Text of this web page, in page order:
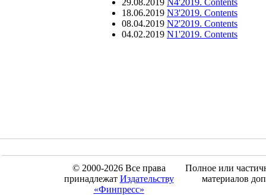
29.08.2019 N4'2019. Contents
18.06.2019 N3'2019. Contents
08.04.2019 N2'2019. Contents
04.02.2019 N1'2019. Contents
© 2000-2026 Все права
принадлежат Издательству
«Финпресс»
Полное или
материалов